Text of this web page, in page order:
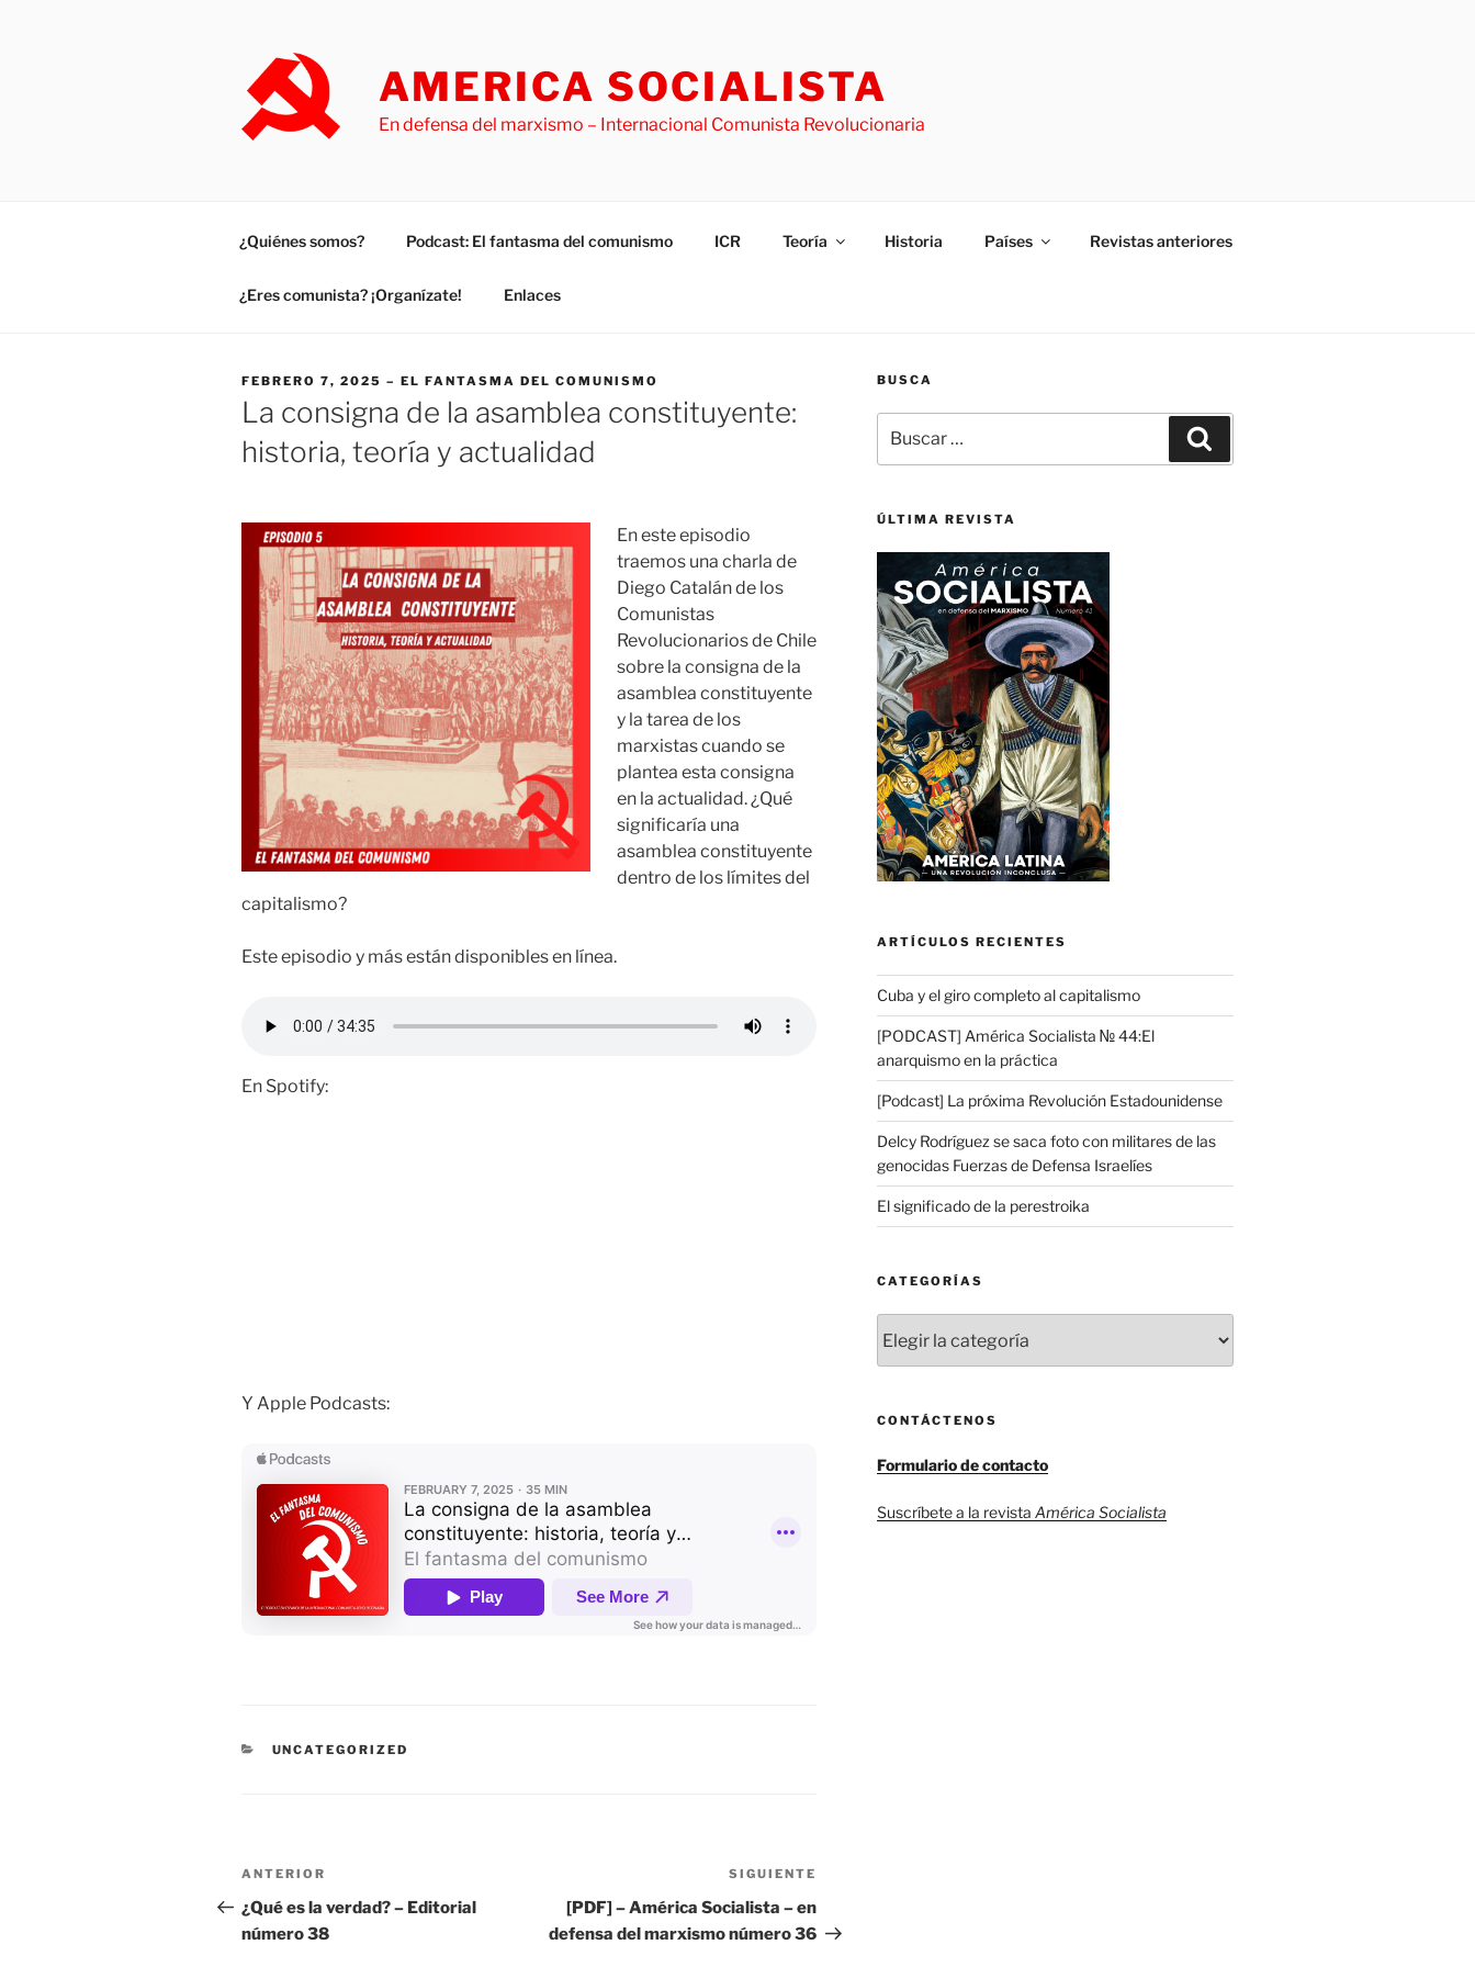
AMERICA SOCIALISTA
En defensa del marxismo – Internacional Comunista Revolucionaria
¿Quiénes somos? Podcast: El fantasma del comunismo ICR Teoría Historia Países Revistas anteriores
¿Eres comunista? ¡Organízate! Enlaces
PUBLICADO
EL
FEBRERO 7, 2025 EL FANTASMA DEL COMUNISMO
La consigna de la asamblea constituyente:
historia, teoría y actualidad
En este episodio
traemos una charla de
Diego Catalán de los
Comunistas
Revolucionarios de Chile
sobre la consigna de la
asamblea constituyente
y la tarea de los
marxistas cuando se
plantea esta consigna
en la actualidad. ¿Qué
significaría una
asamblea constituyente
dentro de los límites del
capitalismo?
Este episodio y más están disponibles en línea.
En Spotify:
Y Apple Podcasts:
CATEGORÍAS
UNCATEGORIZED
Navegación
de
entradas
Entrada
anterior:
ANTERIOR
¿Qué es la verdad? – Editorial
número 38
entrada
SIGUIENTE
[PDF] – América Socialista – en
defensa del marxismo número 36
BUSCA
por:
ÚLTIMA REVISTA
ARTÍCULOS RECIENTES
Cuba y el giro completo al capitalismo
[PODCAST] América Socialista № 44:El
anarquismo en la práctica
[Podcast] La próxima Revolución Estadounidense
Delcy Rodríguez se saca foto con militares de las
genocidas Fuerzas de Defensa Israelíes
El significado de la perestroika
CATEGORÍAS
CONTÁCTENOS
Formulario de contacto
Suscríbete a la revista América Socialista